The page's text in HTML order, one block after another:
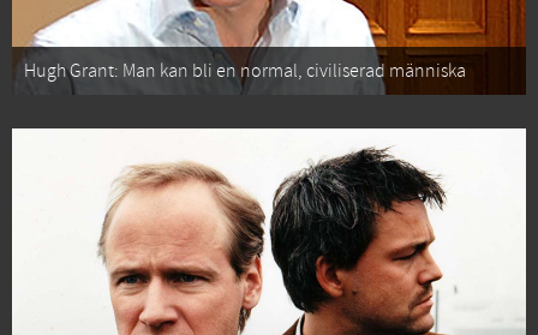
Hugh Grant: Man kan bli en normal, civiliserad människa